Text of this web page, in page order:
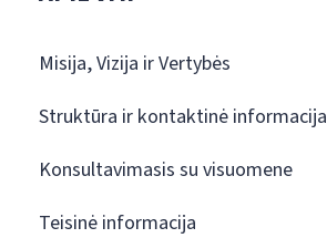
Misija, Vizija ir Vertybės
Struktūra ir kontaktinė informacija
Konsultavimasis su visuomene
Teisinė informacija